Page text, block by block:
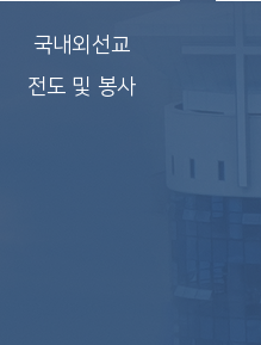
국내외선교
전도 및 봉사